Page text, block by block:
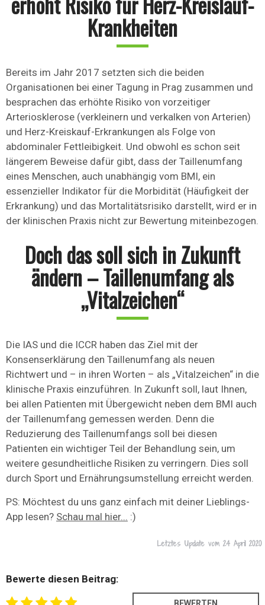
Krankheiten
Bereits im Jahr 2017 setzten sich die beiden
Organisationen bei einer Tagung in Prag zusammen und
besprachen das erhöhte Risiko von vorzeitiger
Arteriosklerose (verkleinern und verkalken von Arterien)
und Herz-Kreiskauf-Erkrankungen als Folge von
abdominaler Fettleibigkeit. Und obwohl es schon seit
längerem Beweise dafür gibt, dass der Taillenumfang
eines Menschen, auch unabhängig vom BMI, ein
essenzieller Indikator für die Morbidität (Häufigkeit der
Erkrankung) und das Mortalitätsrisiko darstellt, wird er in
der klinischen Praxis nicht zur Bewertung miteinbezogen.
Doch das soll sich in Zukunft
ändern – Taillenumfang als
„Vitalzeichen“
Die IAS und die ICCR haben das Ziel mit der
Konsenserklärung den Taillenumfang als neuen
Richtwert und – in ihren Worten – als „Vitalzeichen“ in die
klinische Praxis einzuführen. In Zukunft soll, laut Ihnen,
bei allen Patienten mit Übergewicht neben dem BMI auch
der Taillenumfang gemessen werden. Denn die
Reduzierung des Taillenumfangs soll bei diesen
Patienten ein wichtiger Teil der Behandlung sein, um
weitere gesundheitliche Risiken zu verringern. Dies soll
durch Sport und Ernährungsumstellung erreicht werden.
PS: Möchtest du uns ganz einfach mit deiner Lieblings-
App lesen? Schau mal hier... :)
Letztes Update vom 24 April 2020
Bewerte diesen Beitrag: